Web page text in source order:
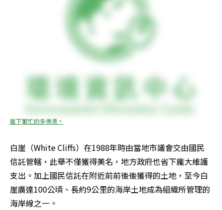
崖下繁忙的多佛港。
白崖（White Cliffs）在1988年時由當地市議會交由國民
信託管轄，此舉不僅獲得美名，地方政府也省下龐大維護
支出。加上國民信託在附近前前後後獲得的土地，至今白
崖廣達100公頃、長約9公里的海岸土地成為組織所管理的
海岸線之一。